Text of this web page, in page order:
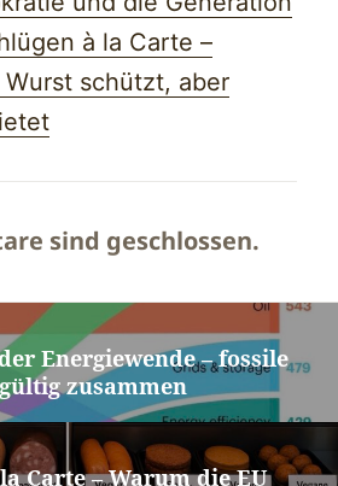
à la Carte –
Wurst schützt, aber
sind geschlossen.
Energiewende – fossile
zusammen
Carte – Warum die EU